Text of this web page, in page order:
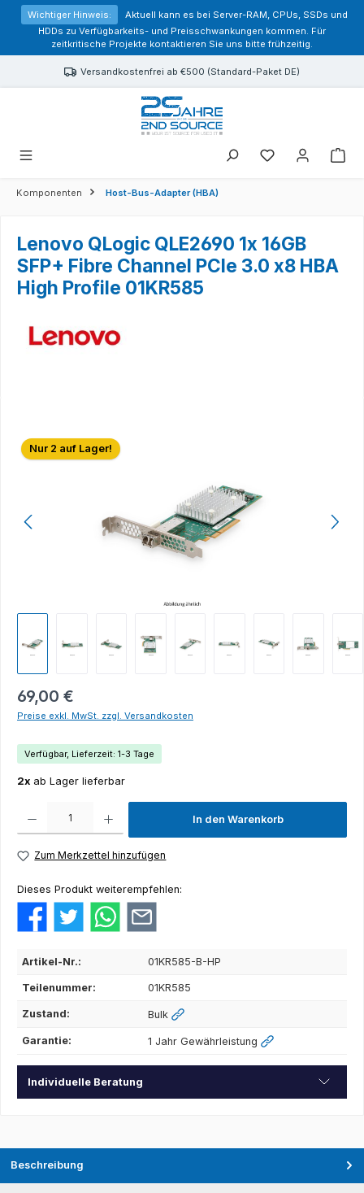
springen
Wichtiger Hinweis:
Aktuell kann es bei Server-RAM, CPUs, SSDs und
HDDs zu Verfügbarkeits- und Preisschwankungen kommen. Für
zeitkritische Projekte kontaktieren Sie uns bitte frühzeitig.
Versandkostenfrei ab €500 (Standard-Paket DE)
Sie haben 0
Komponenten Host-Bus-Adapter (HBA)
Lenovo QLogic QLE2690 1x 16GB
SFP+ Fibre Channel PCIe 3.0 x8 HBA
High Profile 01KR585
Bildergalerie überspringen
Nur 2 auf Lager!
69,00 €
Preise exkl. MwSt. zzgl. Versandkosten
Verfügbar, Lieferzeit: 1-3 Tage
2x ab Lager lieferbar
In den Warenkorb
Zum Merkzettel hinzufügen
Dieses Produkt weiterempfehlen:
Artikel-Nr.: 01KR585-B-HP
Teilenummer: 01KR585
Zustand: Bulk
Garantie: 1 Jahr Gewährleistung
Individuelle Beratung
Beschreibung